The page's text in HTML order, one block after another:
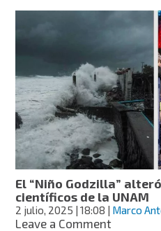
la
alertan
es
“casi
superar
los
1.5°C
de
global
El “Niño Godzilla”
científicos de la UNAM
2 julio, 2025 | 18:08 | Marco
Leave a Commenton